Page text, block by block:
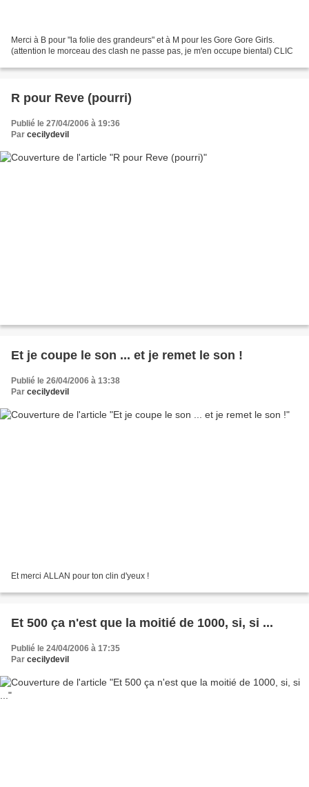
Merci à B pour "la folie des grandeurs" et à M pour les Gore Gore Girls.
(attention le morceau des clash ne passe pas, je m'en occupe biental) CLIC
R pour Reve (pourri)
Publié le 27/04/2006 à 19:36
Par cecilydevil
Et je coupe le son ... et je remet le son !
Publié le 26/04/2006 à 13:38
Par cecilydevil
Et merci ALLAN pour ton clin d'yeux !
Et 500 ça n'est que la moitié de 1000, si, si ...
Publié le 24/04/2006 à 17:35
Par cecilydevil